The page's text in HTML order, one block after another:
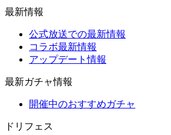
最新情報
公式放送での最新情報
コラボ最新情報
アップデート情報
最新ガチャ情報
開催中のおすすめガチャ
ドリフェス